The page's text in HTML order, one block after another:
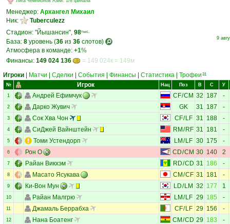
Менеджер: Архангел Михаил
Ник:
Tuberculezz
Стадион: "Йышансин", 98тыс.
База: 8 уровень (36 из 36 слотов)
Атмосфера в команде: +1%
Финансы: 149 024 136 = 149 024к = 149м
9
Игроки Матчи Сделки События Финансы Статистика Трофеи 31
№ Игрок Нац Поз В С У
1 Андрей Ефимчук CF/CM 32 187 -
2 Дарко Жувич GK 31 187 -
3 Сок Хва Чон CF/LF 31 188 -
4 СиДжей Вайнштейн RM / RF 31 181 -
5 Томи Устендорп LM / LF 30 175 -
6 Рон О CD/CM 30 140 2
7 Райан Викхэм RD/CD 31 186 -
8 Масато Ясукава CM /CF 31 181 -
9 Ки-Вон Мун LD/ LM 32 177 1
10 Райан Малгрю LM / LF 29 185 -
11 Джамаль Беррабха CF/LF 29 156 -
12 Нана Боатенг CM /CD 29 183 -